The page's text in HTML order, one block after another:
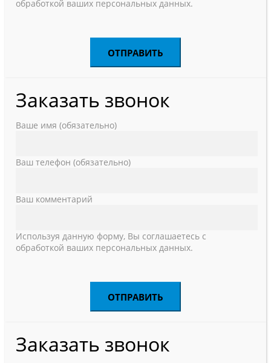
обработкой ваших персональных данных.
Заказать звонок
Ваше имя (обязательно)
Ваш телефон (обязательно)
Ваш комментарий
Используя данную форму, Вы соглашаетесь с
обработкой ваших персональных данных.
Заказать звонок